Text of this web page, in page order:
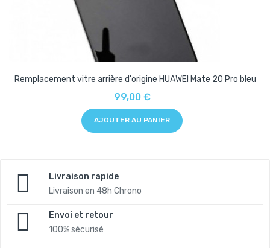
Remplacement vitre arrière d'origine HUAWEI Mate 20 Pro bleu
99,00 €
AJOUTER AU PANIER
Livraison rapide
Livraison en 48h Chrono
Envoi et retour
100% sécurisé